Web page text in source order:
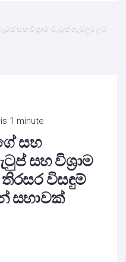
සහ විශ්‍රාම වැටුප් ගැටලුවලට
1 minute
සහ
සහ විශ්‍රාම
විසඳුම්
සභාවක්